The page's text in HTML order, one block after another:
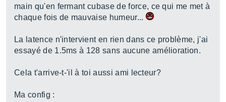
main qu'en fermant cubase de force, ce qui me met à
chaque fois de mauvaise humeur...
La latence n'intervient en rien dans ce problème, j'ai
essayé de 1.5ms à 128 sans aucune amélioration.
Cela t'arrive-t-'il à toi aussi ami lecteur?
Ma config :